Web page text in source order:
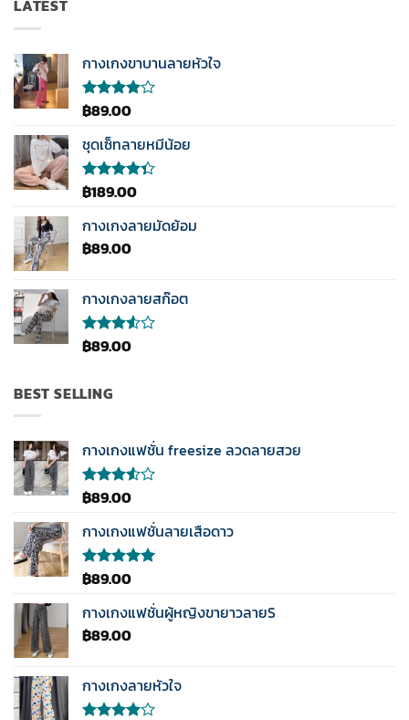
LATEST
กางเกงขาบานลายหัวใจ
ให้
4.00
ตั้งแต่ 1-
5
฿89.00
ชุดเซ็ทลายหมีน้อย
ให้
ตั้งแต่ 1-5
คะแนน
฿189.00
กางเกงลายมัดย้อม
฿89.00
กางเกงลายสก๊อต
ให้
ตั้งแต่
1-5
฿89.00
BEST SELLING
กางเกงแฟชั่น freesize ลวดลายสวย
ให้
3.50
ตั้งแต่
1-5
คะแนน
฿89.00
กางเกงแฟชั่นลายเสือดาว
ให้คะแนน
1-5
คะแนน
฿89.00
กางเกงแฟชั่นผู้หญิงขายาวลายS
฿89.00
กางเกงลายหัวใจ